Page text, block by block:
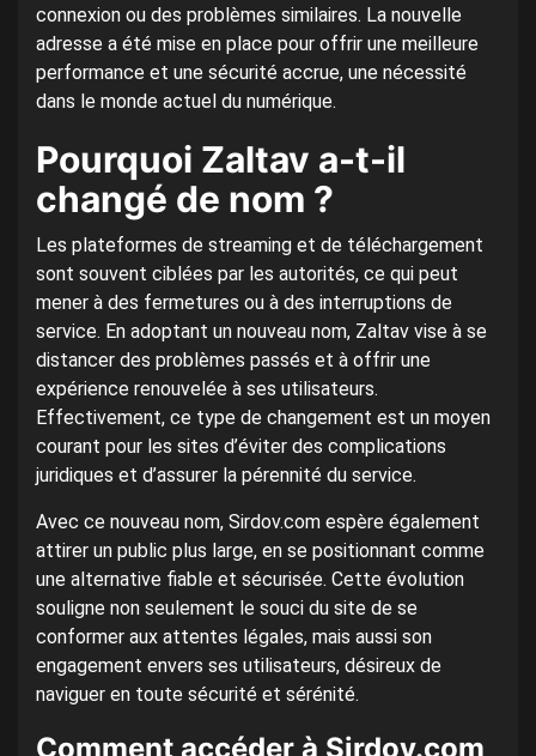
connexion ou des problèmes similaires. La nouvelle
adresse a été mise en place pour offrir une meilleure
performance et une sécurité accrue, une nécessité
dans le monde actuel du numérique.
Pourquoi Zaltav a-t-il
changé de nom ?
Les plateformes de streaming et de téléchargement
sont souvent ciblées par les autorités, ce qui peut
mener à des fermetures ou à des interruptions de
service. En adoptant un nouveau nom, Zaltav vise à se
distancer des problèmes passés et à offrir une
expérience renouvelée à ses utilisateurs.
Effectivement, ce type de changement est un moyen
courant pour les sites d’éviter des complications
juridiques et d’assurer la pérennité du service.
Avec ce nouveau nom, Sirdov.com espère également
attirer un public plus large, en se positionnant comme
une alternative fiable et sécurisée. Cette évolution
souligne non seulement le souci du site de se
conformer aux attentes légales, mais aussi son
engagement envers ses utilisateurs, désireux de
naviguer en toute sécurité et sérénité.
Comment accéder à Sirdov.com